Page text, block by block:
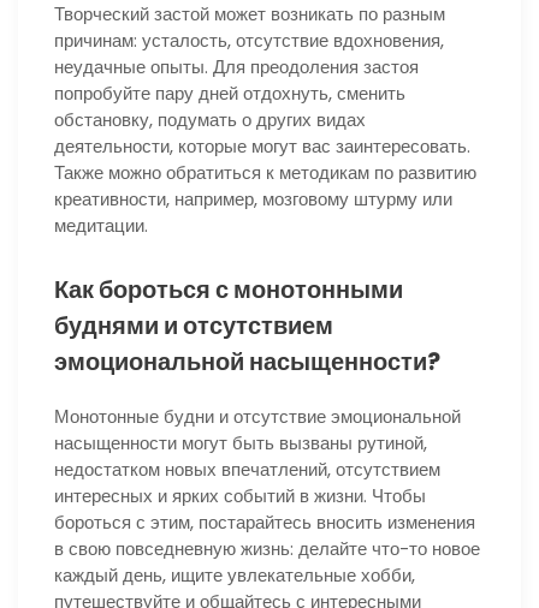
Творческий застой может возникать по разным
причинам: усталость, отсутствие вдохновения,
неудачные опыты. Для преодоления застоя
попробуйте пару дней отдохнуть, сменить
обстановку, подумать о других видах
деятельности, которые могут вас заинтересовать.
Также можно обратиться к методикам по развитию
креативности, например, мозговому штурму или
медитации.
Как бороться с монотонными
буднями и отсутствием
эмоциональной насыщенности?
Монотонные будни и отсутствие эмоциональной
насыщенности могут быть вызваны рутиной,
недостатком новых впечатлений, отсутствием
интересных и ярких событий в жизни. Чтобы
бороться с этим, постарайтесь вносить изменения
в свою повседневную жизнь: делайте что-то новое
каждый день, ищите увлекательные хобби,
путешествуйте и общайтесь с интересными